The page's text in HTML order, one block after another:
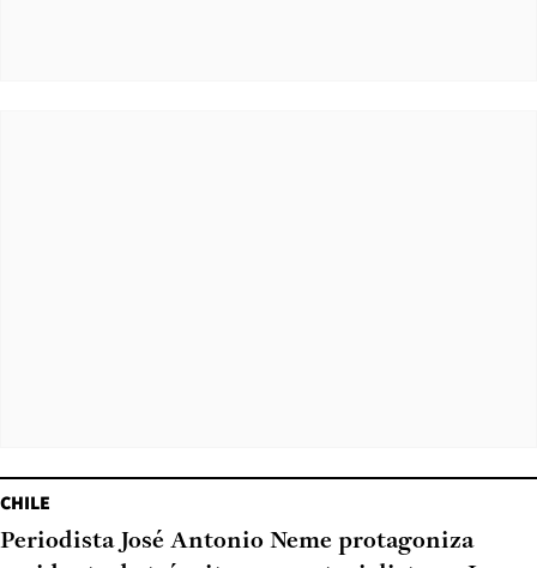
CHILE
Periodista José Antonio Neme protagoniza